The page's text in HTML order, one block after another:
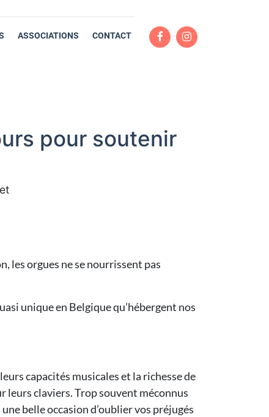
ASSOCIATIONS CONTACT
pour soutenir
les orgues ne se nourrissent pas
unique en Belgique qu’hébergent nos
capacités musicales et la richesse de
leurs claviers. Trop souvent méconnus
belle occasion d’oublier vos préjugés